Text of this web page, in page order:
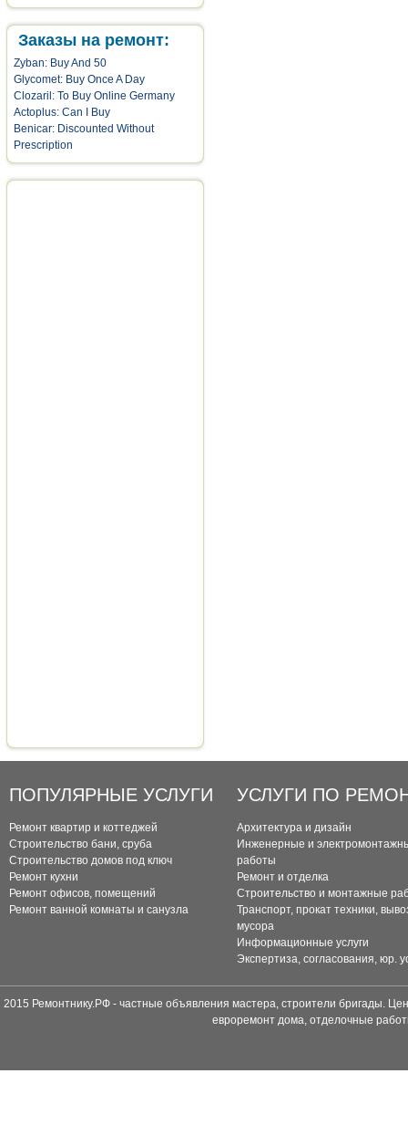
Заказы на ремонт:
Zyban: Buy And 50
Glycomet: Buy Once A Day
Clozaril: To Buy Online Germany
Actoplus: Can I Buy
Benicar: Discounted Without
Prescription
ПОПУЛЯРНЫЕ УСЛУГИ
Ремонт квартир и коттеджей
Строительство бани, сруба
Строительство домов под ключ
Ремонт кухни
Ремонт офисов, помещений
Ремонт ванной комнаты и санузла
УСЛУГИ ПО
Архитектура и дизайн
Инженерные и
работы
Ремонт и отделка
Строительство и монтажные
Транспорт, прокат техники,
мусора
Информационные услуги
Экспертиза, согласования, юр.
2015 Ремонтнику.РФ - частные объявления мастера, строители бригады.
евроремонт дома, отделочные